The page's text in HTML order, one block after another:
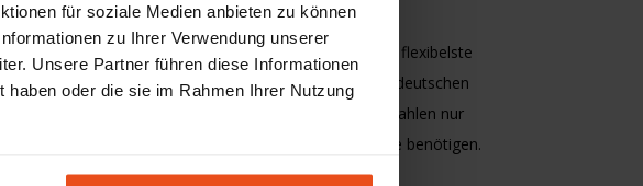
für soziale Medien anbieten zu können
zu Ihrer Verwendung unserer
Unsere Partner führen diese Informationen
oder die sie im Rahmen Ihrer Nutzung
MplusKASSA ist die
benutzerfreundlichste und flexibelste
Kassensoftware auf dem deutschen
Markt. Sie wählen und bezahlen nur
die Sie benötigen.
So zahlen Sie nie zu viel.